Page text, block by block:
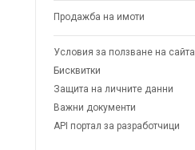
Продажба на имоти
Условия за ползване на сайта
Бисквитки
Защита на личните данни
Важни документи
API портал за разработчици